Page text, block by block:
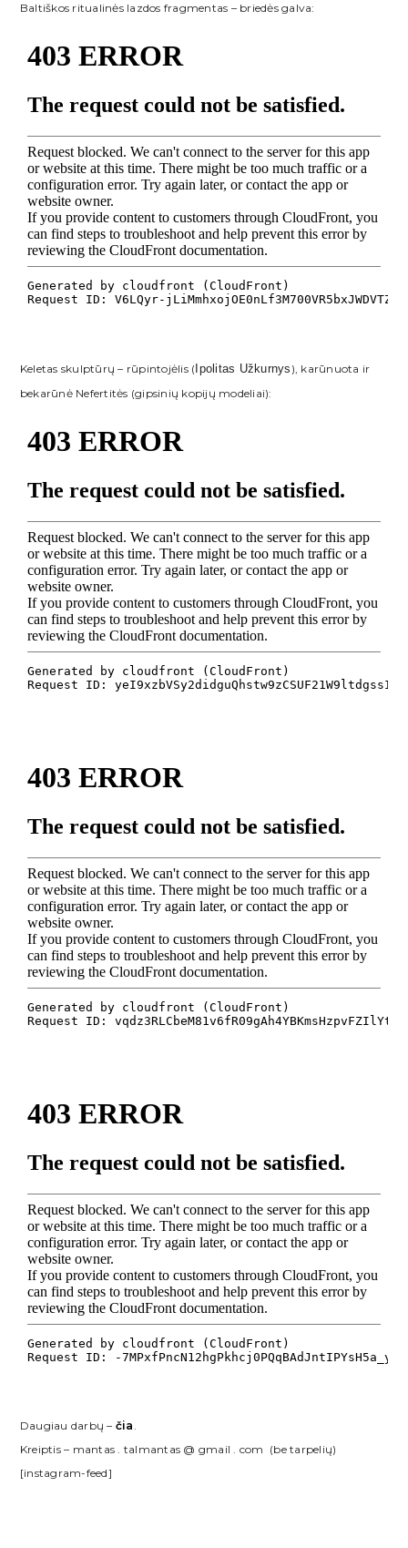
Baltiškos ritualinės lazdos fragmentas – briedės galva:
Keletas skulptūrų – rūpintojėlis ( Ipolitas Užkurnys ), karūnuota ir
bekarūnė Nefertitės (gipsinių kopijų modeliai):
Daugiau darbų – čia.
Kreiptis – mantas . talmantas @ gmail . com (be tarpelių)
[instagram-feed]